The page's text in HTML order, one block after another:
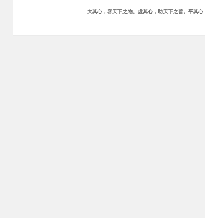
大其心，容天下之物。虚其心，助天下之善。平其